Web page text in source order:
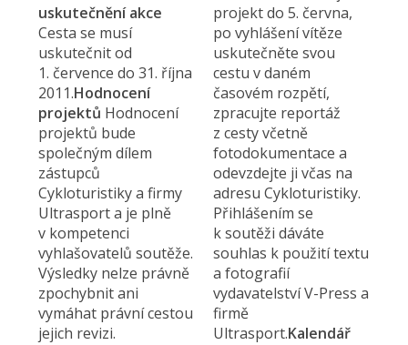
uskutečnění akce
Cesta se musí
uskutečnit od
1. července do 31. října
2011.Hodnocení
projektů Hodnocení
projektů bude
společným dílem
zástupců
Cykloturistiky a firmy
Ultrasport a je plně
v kompetenci
vyhlašovatelů soutěže.
Výsledky nelze právně
zpochybnit ani
vymáhat právní cestou
jejich revizi.
projekt do 5. června,
po vyhlášení vítěze
uskutečněte svou
cestu v daném
časovém rozpětí,
zpracujte reportáž
z cesty včetně
fotodokumentace a
odevzdejte ji včas na
adresu Cykloturistiky.
Přihlášením se
k soutěži dáváte
souhlas k použití textu
a fotografií
vydavatelství V-Press a
firmě
Ultrasport.Kalendář